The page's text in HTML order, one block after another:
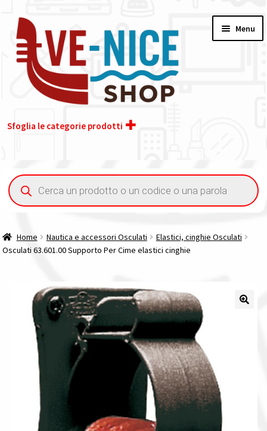
alla
navigazione
contenuto
Menu
Sfoglia le categorie prodotti
Chi siamo
Il nostro gruppo acquisti
La nostra azienda
Condizioni generali
Acquisti in rete pubblica amministrazione
Assicurazione integrativa Garanzia3
Bonus fiscali 2025
Ricerca
prodotti
Home Nautica e accessori Osculati
Elastici, cinghie Osculati
Osculati 63.601.00 Supporto Per Cime elastici cinghie